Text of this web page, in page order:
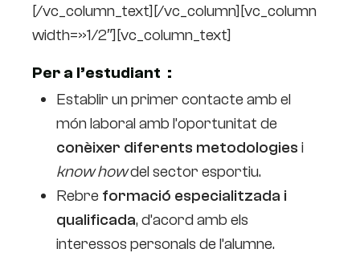
[/vc_column_text][/vc_column][vc_column
width=»1/2″][vc_column_text]
Per a l’estudiant ‍ :
Establir un primer contacte amb el
món laboral amb l’oportunitat de
conèixer diferents metodologies i
know howdel sector esportiu.
Rebre formació especialitzada i
qualificada, d’acord amb els
interessos personals de l’alumne.